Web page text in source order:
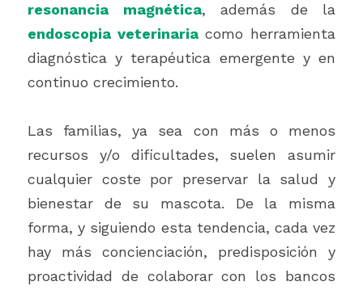
resonancia magnética
endoscopia veterinaria como herramienta
diagnóstica y terapéutica emergente y en
continuo crecimiento.
Las familias, ya sea con más o menos
recursos y/o dificultades, suelen asumir
cualquier coste por preservar la salud y
bienestar de su mascota. De la misma
forma, y siguiendo esta tendencia, cada vez
hay más concienciación, predisposición y
proactividad de colaborar con los bancos